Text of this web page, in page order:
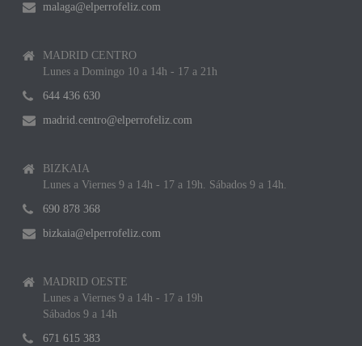
malaga@elperrofeliz.com
MADRID CENTRO
Lunes a Domingo 10 a 14h - 17 a 21h
644 436 630
madrid.centro@elperrofeliz.com
BIZKAIA
Lunes a Viernes 9 a 14h - 17 a 19h. Sábados 9 a 14h.
690 878 368
bizkaia@elperrofeliz.com
MADRID OESTE
Lunes a Viernes 9 a 14h - 17 a 19h
Sábados 9 a 14h
671 615 383